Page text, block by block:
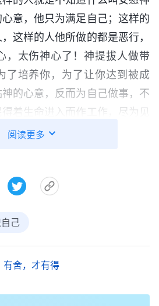
意，他只为满足自己；这样的
这样的人他所做的都是恶行，
，太伤神心了！神提拔人做带
了培养你，为了让你达到被成
的心意，反而为自己做事，不
着生命进入而作工作，尽为见
目的、为了使自己在神选民心
说，这样的人是抵挡神的恶
了我的心上，让我倍受刑罚，
、高抬，是神给了我被成全的
的心意，不知还报神爱，总为
神。现在我才看到是因着自己
阅读更多
己
有舍，才有得